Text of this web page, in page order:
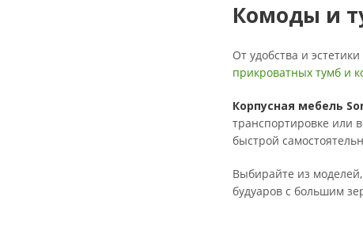
Комоды и
От удобства и
прикроватных тумб и
Корпусная мебель
транспортировке или
быстрой
Выбирайте из
будуаров с большим